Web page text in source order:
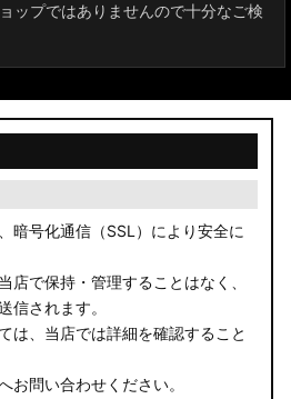
ップではありませんので十分なご検
暗号化通信（SSL）により安全に
店で保持・管理することはなく、
信されます。
は、当店では詳細を確認すること
お問い合わせください。